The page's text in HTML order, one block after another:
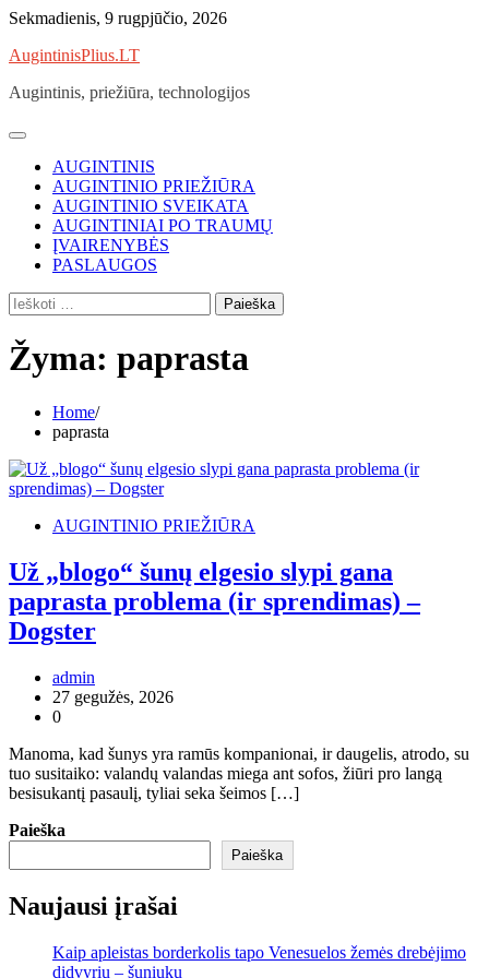
Skip
content
Sekmadienis, 9 rugpjūčio, 2026
AugintinisPlius.LT
Augintinis, priežiūra, technologijos
AUGINTINIS
AUGINTINIO PRIEŽIŪRA
AUGINTINIO SVEIKATA
AUGINTINIAI PO TRAUMŲ
ĮVAIRENYBĖS
PASLAUGOS
Ieškoti:
Žyma: paprasta
Home
paprasta
AUGINTINIO PRIEŽIŪRA
Už „blogo“ šunų elgesio slypi gana
paprasta problema (ir sprendimas) –
Dogster
admin
27 gegužės, 2026
0
Manoma, kad šunys yra ramūs kompanionai, ir daugelis, atrodo, su
tuo susitaiko: valandų valandas miega ant sofos, žiūri pro langą
besisukantį pasaulį, tyliai seka šeimos […]
Paieška
Paieška
Naujausi įrašai
Kaip apleistas borderkolis tapo Venesuelos žemės drebėjimo
didvyriu – šuniuku